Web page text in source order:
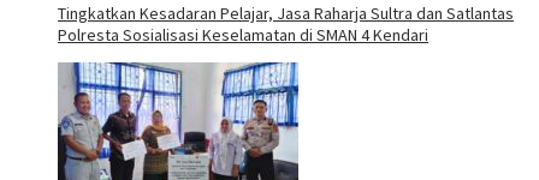
Tingkatkan Kesadaran Pelajar, Jasa Raharja Sultra dan Satlantas
Polresta Sosialisasi Keselamatan di SMAN 4 Kendari